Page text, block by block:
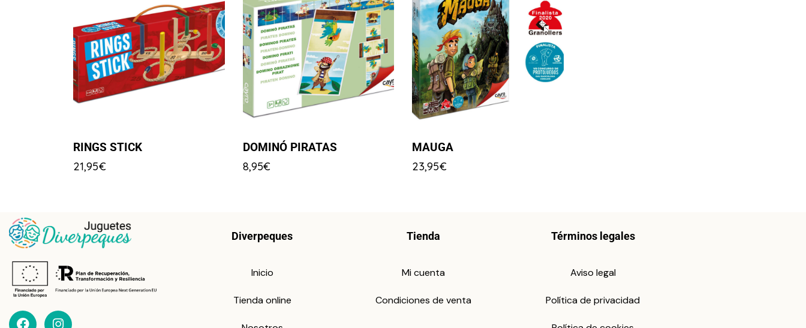
RINGS STICK
21,95€
DOMINÓ PIRATAS
8,95€
MAUGA
23,95€
Diverpeques
Inicio
Tienda online
Tienda
Mi cuenta
Condiciones de venta
Términos legales
Aviso legal
Política de privacidad